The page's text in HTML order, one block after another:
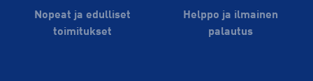
Nopeat ja edulliset
toimitukset
Helppo ja ilmainen
palautus